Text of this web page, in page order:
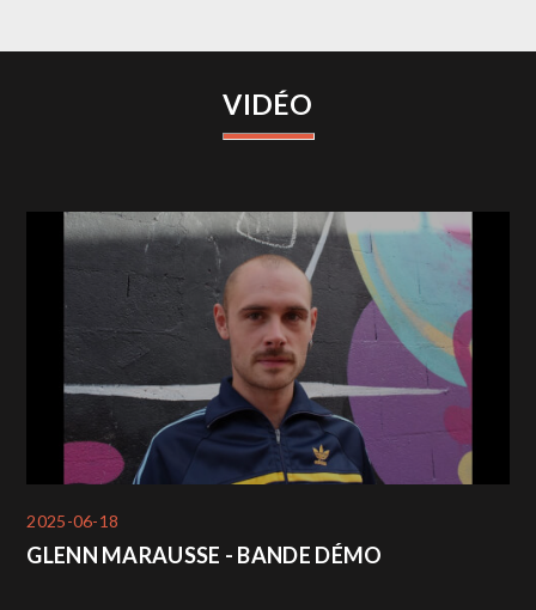
VIDÉO
2025-06-18
GLENN MARAUSSE - BANDE DÉMO